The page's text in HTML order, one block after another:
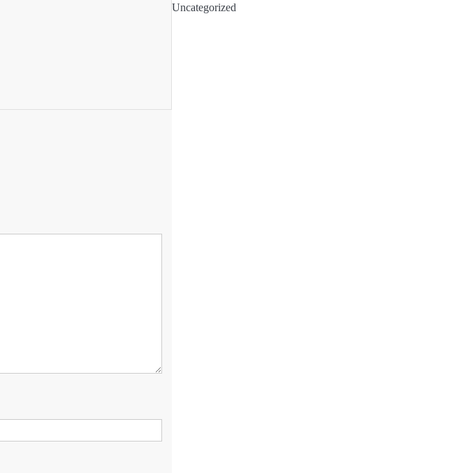
Uncategorized